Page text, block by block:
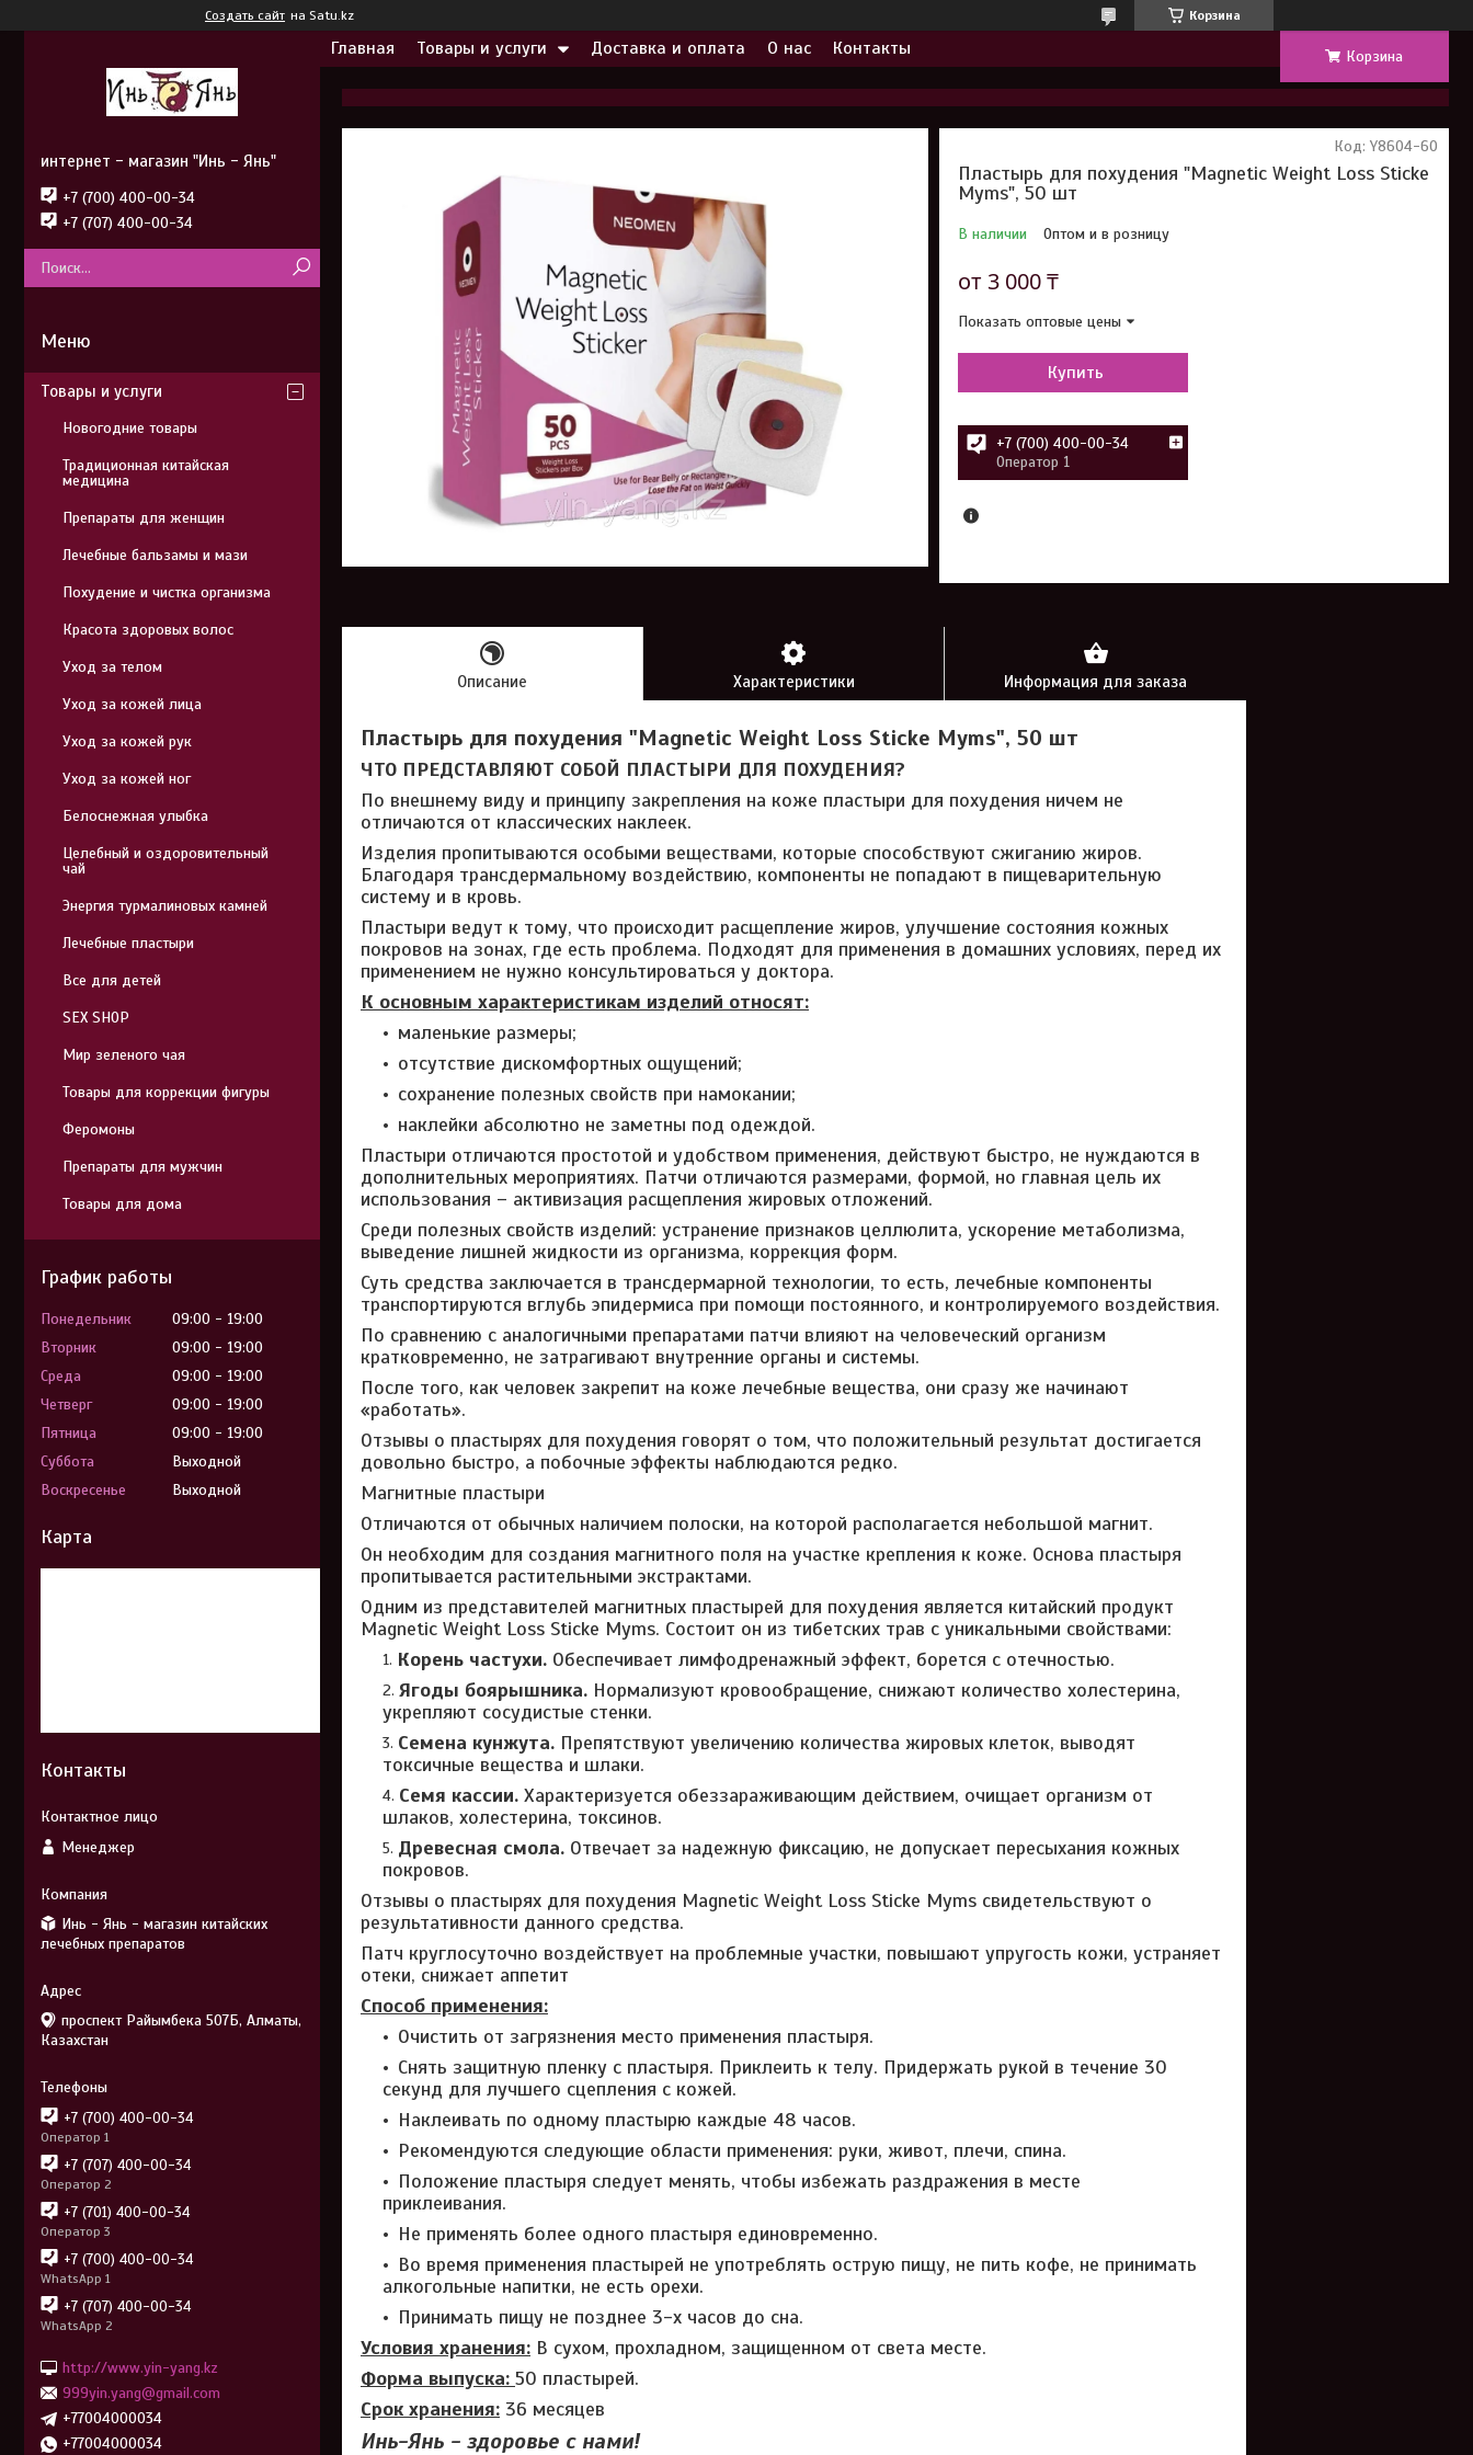
Создать сайт на Satu.kz Корзина
Главная Товары и услуги Доставка и оплата О нас Контакты Корзина
Пластырь для похудения "Magnetic Weight Loss Sticke
Myms", 50 шт
В наличии Оптом и в розницу
Код: Y8604-60
от3 000 ₸
Показать оптовые цены
Купить
+7 (700) 400-00-34
Оператор 1
Описание Характеристики Информация для заказа
Пластырь для похудения "Magnetic Weight Loss Sticke Myms", 50 шт
ЧТО ПРЕДСТАВЛЯЮТ СОБОЙ ПЛАСТЫРИ ДЛЯ ПОХУДЕНИЯ?
По внешнему виду и принципу закрепления на коже пластыри для похудения ничем не
отличаются от классических наклеек.
Изделия пропитываются особыми веществами, которые способствуют сжиганию жиров.
Благодаря трансдермальному воздействию, компоненты не попадают в пищеварительную
систему и в кровь.
Пластыри ведут к тому, что происходит расщепление жиров, улучшение состояния кожных
покровов на зонах, где есть проблема. Подходят для применения в домашних условиях, перед их
применением не нужно консультироваться у доктора.
К основным характеристикам изделий относят:
маленькие размеры;
отсутствие дискомфортных ощущений;
сохранение полезных свойств при намокании;
наклейки абсолютно не заметны под одеждой.
Пластыри отличаются простотой и удобством применения, действуют быстро, не нуждаются в
дополнительных мероприятиях. Патчи отличаются размерами, формой, но главная цель их
использования – активизация расщепления жировых отложений.
Среди полезных свойств изделий: устранение признаков целлюлита, ускорение метаболизма,
выведение лишней жидкости из организма, коррекция форм.
Суть средства заключается в трансдермарной технологии, то есть, лечебные компоненты
транспортируются вглубь эпидермиса при помощи постоянного, и контролируемого воздействия.
По сравнению с аналогичными препаратами патчи влияют на человеческий организм
кратковременно, не затрагивают внутренние органы и системы.
После того, как человек закрепит на коже лечебные вещества, они сразу же начинают
«работать».
Отзывы о пластырях для похудения говорят о том, что положительный результат достигается
довольно быстро, а побочные эффекты наблюдаются редко.
Магнитные пластыри
Отличаются от обычных наличием полоски, на которой располагается небольшой магнит.
Он необходим для создания магнитного поля на участке крепления к коже. Основа пластыря
пропитывается растительными экстрактами.
Одним из представителей магнитных пластырей для похудения является китайский продукт
Magnetic Weight Loss Sticke Myms. Состоит он из тибетских трав с уникальными свойствами:
Корень частухи. Обеспечивает лимфодренажный эффект, борется с отечностью.
Ягоды боярышника. Нормализуют кровообращение, снижают количество холестерина,
укрепляют сосудистые стенки.
Семена кунжута. Препятствуют увеличению количества жировых клеток, выводят
токсичные вещества и шлаки.
Семя кассии. Характеризуется обеззараживающим действием, очищает организм от
шлаков, холестерина, токсинов.
Древесная смола. Отвечает за надежную фиксацию, не допускает пересыхания кожных
покровов.
Отзывы о пластырях для похудения Magnetic Weight Loss Sticke Myms свидетельствуют о
результативности данного средства.
Патч круглосуточно воздействует на проблемные участки, повышают упругость кожи, устраняет
отеки, снижает аппетит
Способ применения:
Очистить от загрязнения место применения пластыря.
Снять защитную пленку с пластыря. Приклеить к телу. Придержать рукой в течение 30
секунд для лучшего сцепления с кожей.
Наклеивать по одному пластырю каждые 48 часов.
Рекомендуются следующие области применения: руки, живот, плечи, спина.
Положение пластыря следует менять, чтобы избежать раздражения в месте
приклеивания.
Не применять более одного пластыря единовременно.
Во время применения пластырей не употреблять острую пищу, не пить кофе, не принимать
алкогольные напитки, не есть орехи.
Принимать пищу не позднее 3-х часов до сна.
Условия хранения: В сухом, прохладном, защищенном от света месте.
Форма выпуска: 50 пластырей.
Срок хранения: 36 месяцев
Инь-Янь - здоровье с нами!
интернет - магазин "Инь - Янь"
+7 (700) 400-00-34
+7 (707) 400-00-34
Товары и услуги
Новогодние товары
Традиционная китайская
медицина
Препараты для женщин
Лечебные бальзамы и мази
Похудение и чистка организма
Красота здоровых волос
Уход за телом
Уход за кожей лица
Уход за кожей рук
Уход за кожей ног
Белоснежная улыбка
Целебный и оздоровительный
чай
Энергия турмалиновых камней
Лечебные пластыри
Все для детей
SEX SHOP
Мир зеленого чая
Товары для коррекции фигуры
Феромоны
Препараты для мужчин
Товары для дома
График работы
Понедельник 09:00
19:00
Вторник
09:00
19:00
Среда
09:00
19:00
Четверг
09:00
19:00
Пятница
09:00
19:00
Суббота
Выходной
Воскресенье
Выходной
Карта
Контакты
Менеджер
Инь - Янь - магазин китайских
лечебных препаратов
проспект Райымбека 507Б, Алматы,
Казахстан
+7 (700) 400-00-34
Оператор 1
+7 (707) 400-00-34
Оператор 2
+7 (701) 400-00-34
Оператор 3
+7 (700) 400-00-34
WhatsApp 1
+7 (707) 400-00-34
WhatsApp 2
http://www.yin-yang.kz
999yin.yang@gmail.com
+77004000034
+77004000034